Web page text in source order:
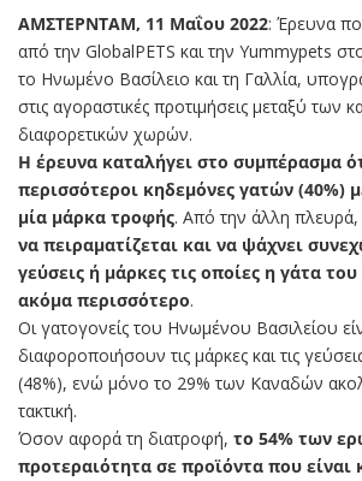
ΑΜΣΤΕΡΝΤΑΜ, 11 Μαΐου 2022: Έρευνα
από την GlobalPETS και την Yummypets
το Ηνωμένο Βασίλειο και τη Γαλλία,
στις αγοραστικές προτιμήσεις μεταξύ των
διαφορετικών χωρών.
Η έρευνα καταλήγει στο συμπέρασμα
περισσότεροι κηδεμόνες γατών (40%)
μία μάρκα τροφής. Από την άλλη πλευρά,
να πειραματίζεται και να ψάχνει
γεύσεις ή μάρκες τις οποίες η γάτα
ακόμα περισσότερο.
Οι γατογονείς του Ηνωμένου Βασιλείου
διαφοροποιήσουν τις μάρκες και τις
(48%), ενώ μόνο το 29% των Καναδών
τακτική.
Όσον αφορά τη διατροφή, το 54% των
προτεραιότητα σε προϊόντα που είναι